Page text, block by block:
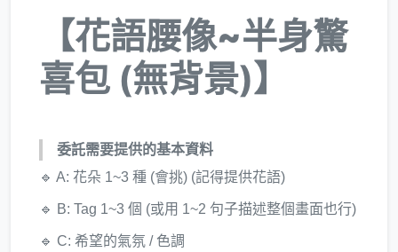
【花語腰像~半身驚
喜包 (無背景)】
委託需要提供的基本資料
🔹 A: 花朵 1~3 種 (會挑) (記得提供花語)
🔹 B: Tag 1~3 個 (或用 1~2 句子描述整個畫面也行)
🔹 C: 希望的氣氛 / 色調